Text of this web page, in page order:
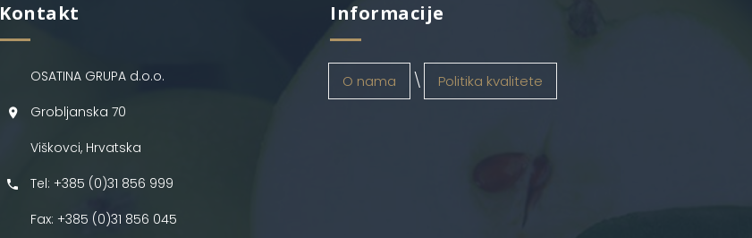
Kontakt
OSATINA GRUPA d.o.o.
Grobljanska 70
Viškovci, Hrvatska
Tel: +385 (0)31 856 999
Fax: +385 (0)31 856 045
Informacije
O nama Politika kvalitete